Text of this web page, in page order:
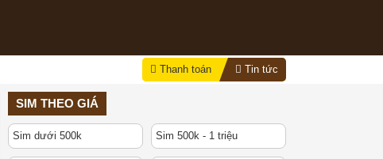
Thanh toán Tin tức
SIM THEO GIÁ
Sim dưới 500k Sim 500k - 1 triệu